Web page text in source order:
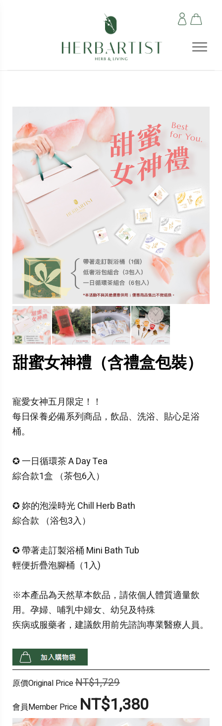
甜蜜女神禮（含禮盒包裝）
寵愛女神五月限定！！
每日保養必備系列商品，飲品、洗浴、貼心足浴
桶。
✪ 一日循環茶 A Day Tea
綜合款1盒 （茶包6入）
✪ 妳的泡澡時光 Chill Herb Bath
綜合款 （浴包3入）
✪ 帶著走訂製浴桶 Mini Bath Tub
輕便折疊泡腳桶（1入)
※本產品為天然草本飲品，請依個人體質適量飲
用。孕婦、哺乳中婦女、幼兒及特殊
疾病或服藥者，建議飲用前先諮詢專業醫療人員。
原價Original PriceNT$1,729
會員Member Price NT$1,380